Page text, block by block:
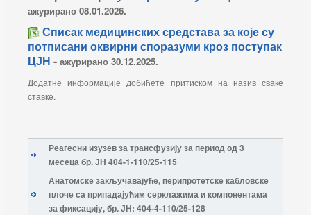
ажурирано 08.01.2026.
Списак медицинских средстава за које су
потписани оквирни споразуми кроз поступак
ЦЈН - ажурирано 30.12.2025.
Додатне информације добићете притиском на назив сваке
ставке.
Реагесни изузев за трансфузију за период од 3
месеца бр. ЈН 404-1-110/25-115
Анатомске закључавајуће, перипротетске кабловске
плоче са припадајућим серклажима и компонентама
за фиксацију, бр. ЈН: 404-4-110/25-128